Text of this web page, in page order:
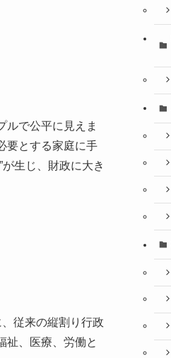
ルで公平に見えま
要とする家庭に手
生じ、財政に大き
従来の縦割り行政
祉、医療、労働と